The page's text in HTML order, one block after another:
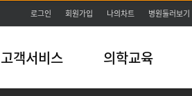
로그인 회원가입 나의차트 병원둘러보기
고객서비스 의학교육